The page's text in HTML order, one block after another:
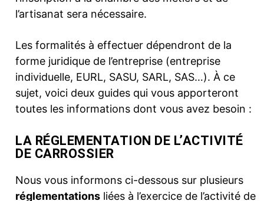
l’artisanat sera nécessaire.
Les formalités à effectuer dépendront de la
forme juridique de l’entreprise (entreprise
individuelle, EURL, SASU, SARL, SAS…). À ce
sujet, voici deux guides qui vous apporteront
toutes les informations dont vous avez besoin :
LA RÉGLEMENTATION DE L’ACTIVITÉ
DE CARROSSIER
Nous vous informons ci-dessous sur plusieurs
réglementations liées à l’exercice de l’activité de